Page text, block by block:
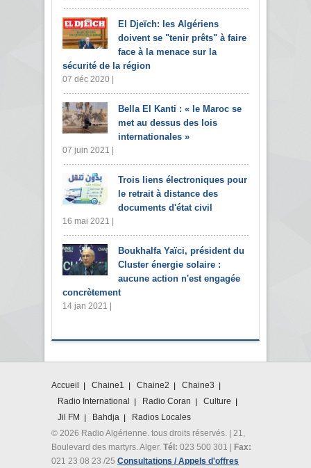
El Djeïch: les Algériens
doivent se "tenir prêts" à faire
face à la menace sur la
sécurité de la région
07 déc 2020 |
Bella El Kanti : « le Maroc se
met au dessus des lois
internationales »
07 juin 2021 |
Trois liens électroniques pour
le retrait à distance des
documents d'état civil
16 mai 2021 |
Boukhalfa Yaïci, président du
Cluster énergie solaire :
aucune action n'est engagée
concrètement
14 jan 2021 |
Accueil Chaine1 Chaine2
Chaine3
Radio International
Radio Coran
Culture
Jil FM
Bahdja
Radios Locales
© 2026 Radio Algérienne. tous droits réservés. | 21,
Boulevard des martyrs. Alger. Tél: 023 500 301 | Fax:
021 23 08 23 /25 Consultations / Appels d'offres